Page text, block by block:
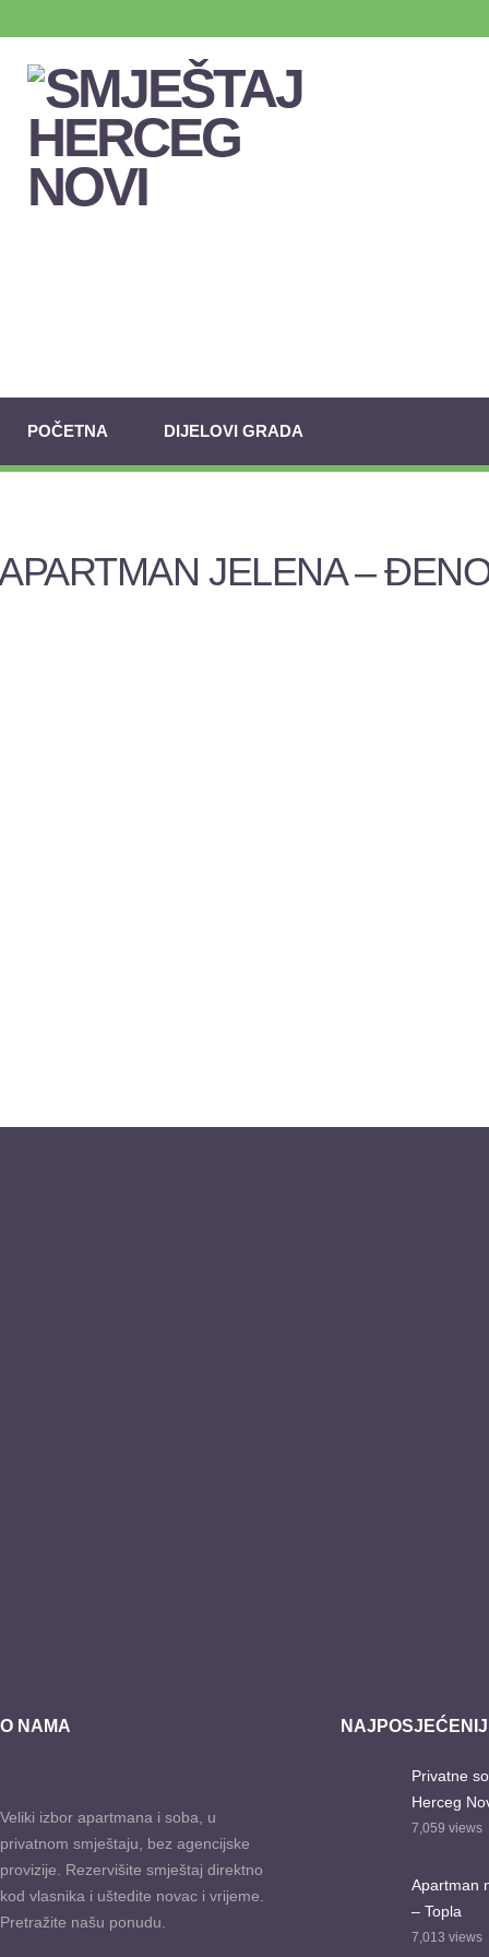
POČETNA DIJELOVI GRADA
JELENA –
O NAMA
Veliki izbor apartmana i soba, u
privatnom smještaju, bez agencijske
provizije. Rezervišite smještaj direktno
kod vlasnika i uštedite novac i vrijeme.
Pretražite našu ponudu.
Privatne
Herceg
7,059 views
Apartman
– Topla
7,013 views